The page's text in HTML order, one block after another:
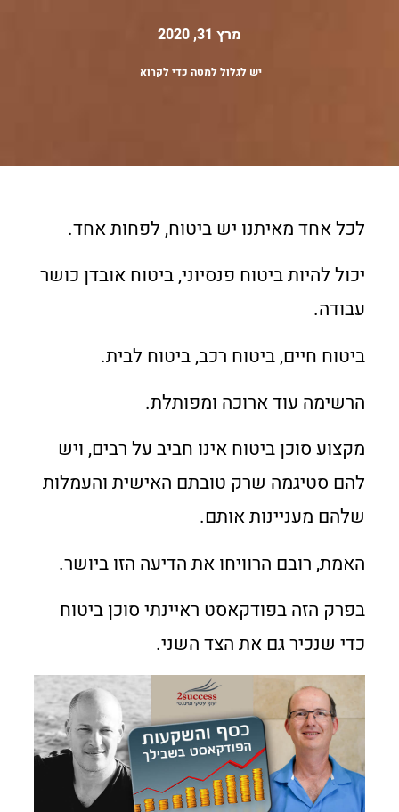
מרץ 31, 2020
יש לגלול למטה כדי לקרוא
לכל אחד מאיתנו יש ביטוח, לפחות אחד.
יכול להיות ביטוח פנסיוני, ביטוח אובדן כושר
עבודה.
ביטוח חיים, ביטוח רכב, ביטוח לבית.
הרשימה עוד ארוכה ומפותלת.
מקצוע סוכן ביטוח אינו חביב על רבים, ויש
להם סטיגמה שרק טובתם האישית והעמלות
שלהם מעניינות אותם.
האמת, רובם הרוויחו את הדיעה הזו ביושר.
בפרק הזה בפודקאסט ראיינתי סוכן ביטוח
כדי שנכיר גם את הצד השני.